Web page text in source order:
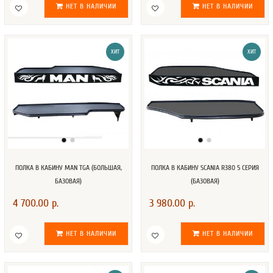
НЕТ В НАЛИЧИИ НЕТ В НАЛИЧИИ
ХИТ
ПОЛКА В КАБИНУ MAN TGA (БОЛЬШАЯ,
БАЗОВАЯ)
4 700.00 р.
НЕТ В НАЛИЧИИ
ХИТ
ПОЛКА В КАБИНУ SCANIA R380 5 СЕРИЯ
(БАЗОВАЯ)
3 980.00 р.
НЕТ В НАЛИЧИИ